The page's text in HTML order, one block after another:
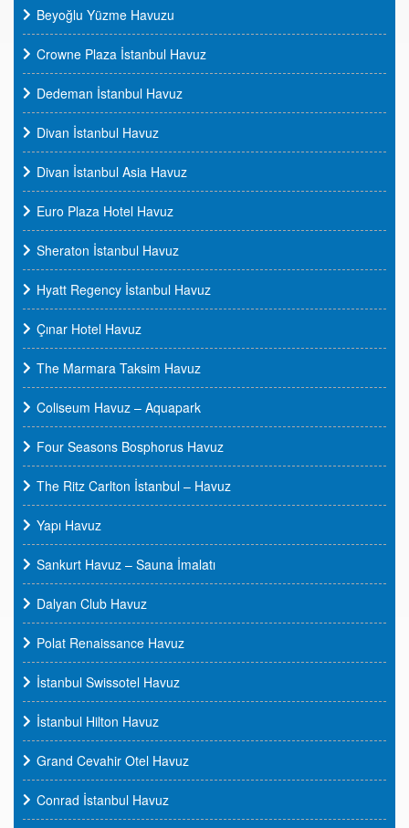
Beyoğlu Yüzme Havuzu
Crowne Plaza İstanbul Havuz
Dedeman İstanbul Havuz
Divan İstanbul Havuz
Divan İstanbul Asia Havuz
Euro Plaza Hotel Havuz
Sheraton İstanbul Havuz
Hyatt Regency İstanbul Havuz
Çınar Hotel Havuz
The Marmara Taksim Havuz
Coliseum Havuz – Aquapark
Four Seasons Bosphorus Havuz
The Ritz Carlton İstanbul – Havuz
Yapı Havuz
Sankurt Havuz – Sauna İmalatı
Dalyan Club Havuz
Polat Renaissance Havuz
İstanbul Swissotel Havuz
İstanbul Hilton Havuz
Grand Cevahir Otel Havuz
Conrad İstanbul Havuz